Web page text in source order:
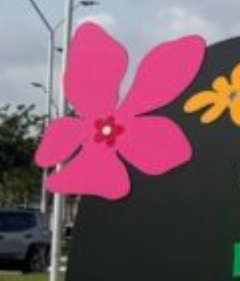
Rogaland